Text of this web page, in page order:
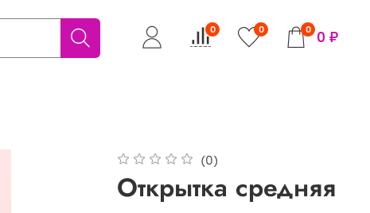
0 0 0 0 ₽
(0)
Открытка средняя